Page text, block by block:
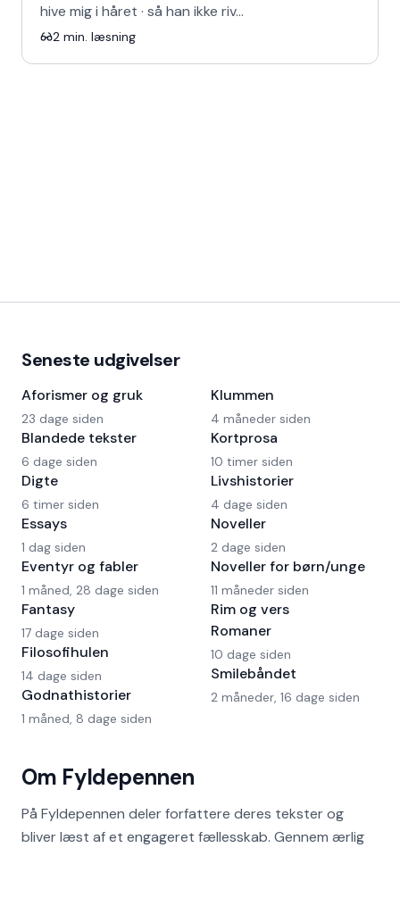
hive mig i håret · så han ikke riv…
2 min. læsning
Om Fyldepennen
På Fyldepennen deler forfattere deres tekster og
bliver læst af et engageret fællesskab. Gennem ærlig
Seneste udgivelser
Aforismer og gruk
23 dage siden
Blandede tekster
6 dage siden
Digte
6 timer siden
Essays
1 dag siden
Eventyr og fabler
1 måned, 28 dage siden
Fantasy
17 dage siden
Filosofihulen
14 dage siden
Godnathistorier
1 måned, 8 dage siden
Klummen
4 måneder siden
Kortprosa
10 timer siden
Livshistorier
4 dage siden
Noveller
2 dage siden
Noveller for børn/unge
11 måneder siden
Rim og vers
Romaner
10 dage siden
Smilebåndet
2 måneder, 16 dage siden